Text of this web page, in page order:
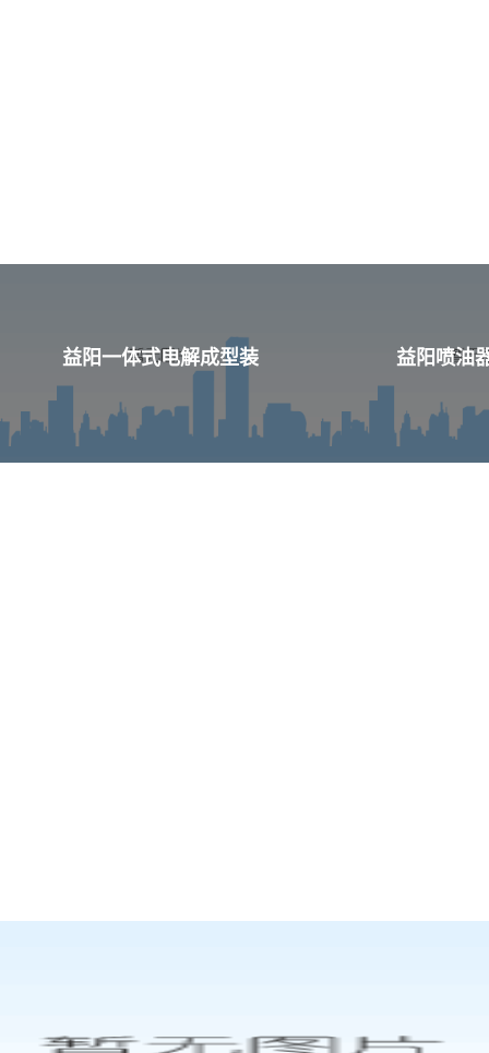
益阳一体式电解成型装 益阳喷油